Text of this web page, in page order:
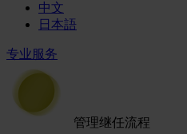
中文
日本語
专业服务
管理继任流程